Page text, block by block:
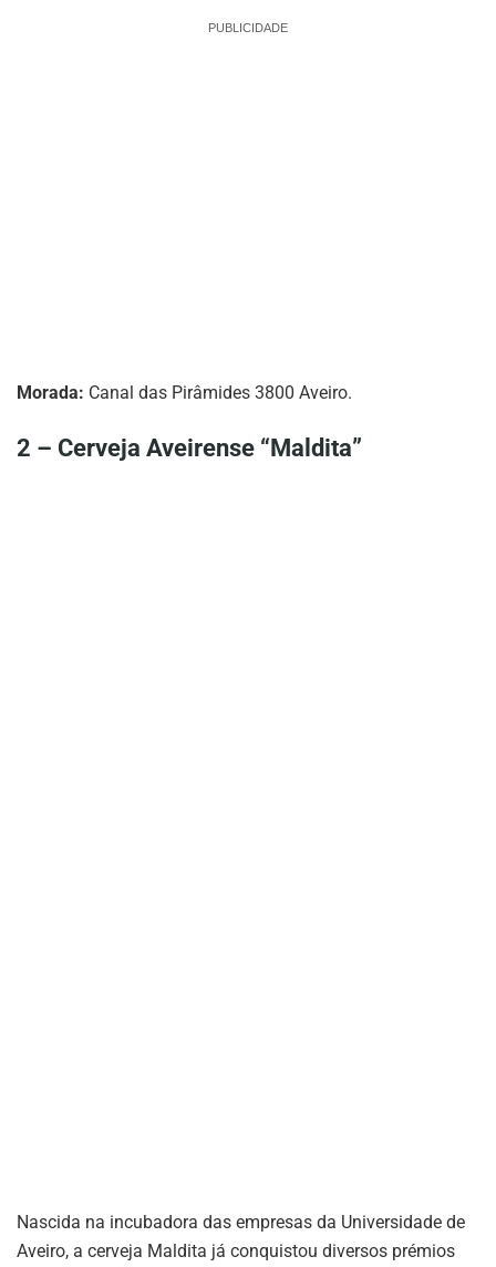
PUBLICIDADE
Morada: Canal das Pirâmides 3800 Aveiro.
2 – Cerveja Aveirense “Maldita”
Nascida na incubadora das empresas da Universidade de
Aveiro, a cerveja Maldita já conquistou diversos prémios